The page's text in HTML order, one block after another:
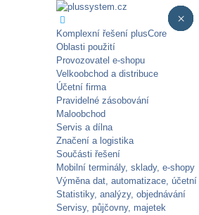
Komplexní řešení plusCore
Oblasti použití
Provozovatel e-shopu
Velkoobchod a distribuce
Účetní firma
Pravidelné zásobování​
Maloobchod
Servis a dílna
Značení a logistika
Součásti řešení
Mobilní terminály, sklady, e‑shopy
Výměna dat, automatizace, účetní
Statistiky, analýzy, objednávání
Servisy, půjčovny, majetek
×
×
×
×
×